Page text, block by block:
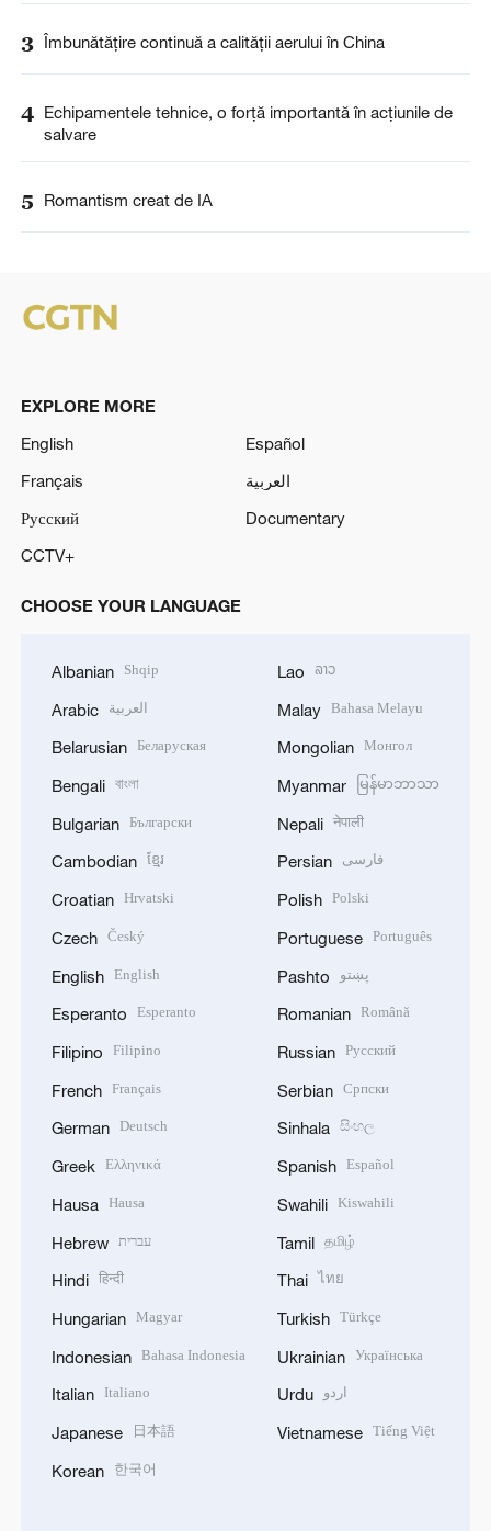
3 Îmbunătățire continuă a calității aerului în China
4 Echipamentele tehnice, o forță importantă în acțiunile de
salvare
5 Romantism creat de IA
EXPLORE MORE
English
Español
Français
العربية
Русский
Documentary
CCTV+
CHOOSE YOUR LANGUAGE
Albanian Shqip
Arabic العربية
Belarusian Беларуская
Bengali বাংলা
Bulgarian Български
Cambodian ខ្មែរ
Croatian Hrvatski
Czech Český
English English
Esperanto Esperanto
Filipino Filipino
French Français
German Deutsch
Greek Ελληνικά
Hausa Hausa
Hebrew עברית
Hindi हिन्दी
Hungarian Magyar
Indonesian Bahasa Indonesia
Italian Italiano
Japanese 日本語
Korean 한국어
Lao ລາວ
Malay Bahasa Melayu
Mongolian Монгол
Myanmar မြန်မာဘာသာ
Nepali नेपाली
Persian فارسی
Polish Polski
Portuguese Português
Pashto پښتو
Romanian Română
Russian Русский
Serbian Српски
Sinhala සිංහල
Spanish Español
Swahili Kiswahili
Tamil தமிழ்
Thai ไทย
Turkish Türkçe
Ukrainian Українська
Urdu اردو
Vietnamese Tiếng Việt